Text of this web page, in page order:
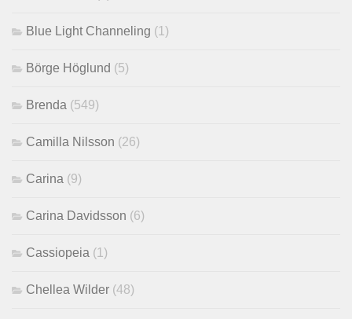
Blue Light Channeling (1)
Börge Höglund (5)
Brenda (549)
Camilla Nilsson (26)
Carina (9)
Carina Davidsson (6)
Cassiopeia (1)
Chellea Wilder (48)